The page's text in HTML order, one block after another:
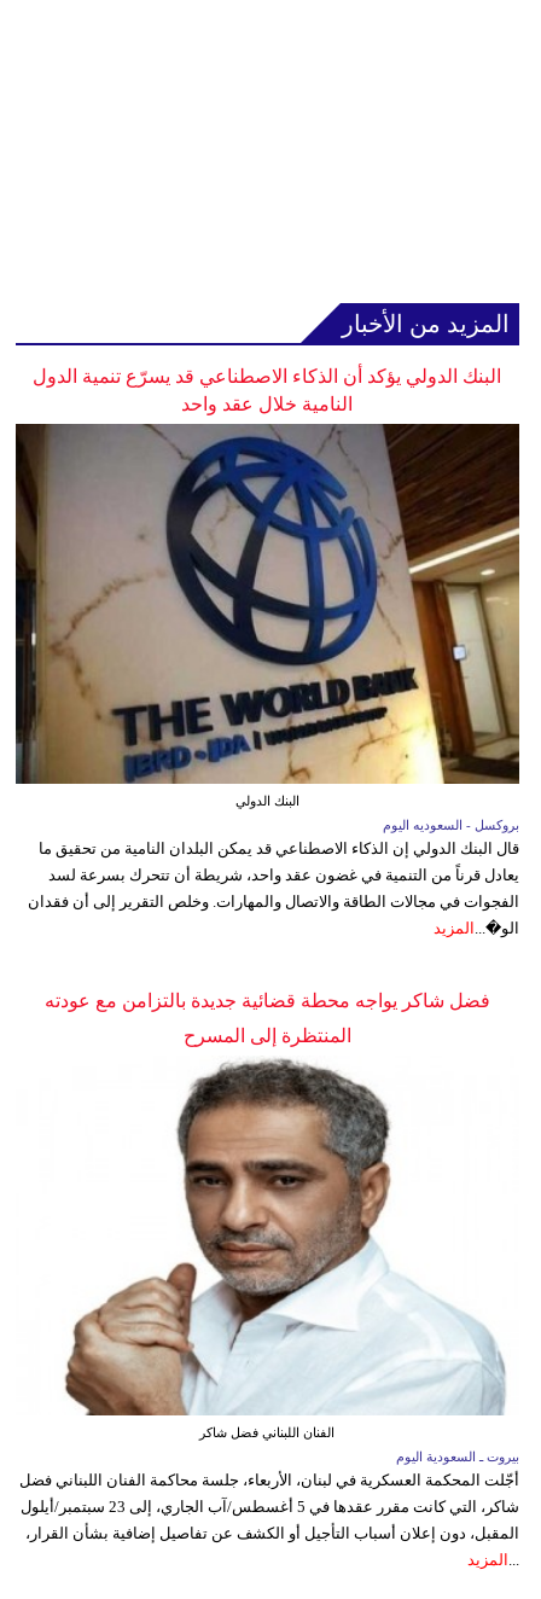
المزيد من الأخبار
البنك الدولي يؤكد أن الذكاء الاصطناعي قد يسرّع تنمية الدول
النامية خلال عقد واحد
البنك الدولي
بروكسل - السعوديه اليوم
قال البنك الدولي إن الذكاء الاصطناعي قد يمكن البلدان النامية من تحقيق ما
يعادل قرناً من التنمية في غضون عقد واحد، شريطة أن تتحرك بسرعة لسد
الفجوات في مجالات الطاقة والاتصال والمهارات. وخلص التقرير إلى أن فقدان
الو�...
المزيد
فضل شاكر يواجه محطة قضائية جديدة بالتزامن مع عودته
المنتظرة إلى المسرح
الفنان اللبناني فضل شاكر
بيروت ـ السعودية اليوم
أجّلت المحكمة العسكرية في لبنان، الأربعاء، جلسة محاكمة الفنان اللبناني فضل
شاكر، التي كانت مقرر عقدها في 5 أغسطس/آب الجاري، إلى 23 سبتمبر/أيلول
المقبل، دون إعلان أسباب التأجيل أو الكشف عن تفاصيل إضافية بشأن القرار،
المزيد